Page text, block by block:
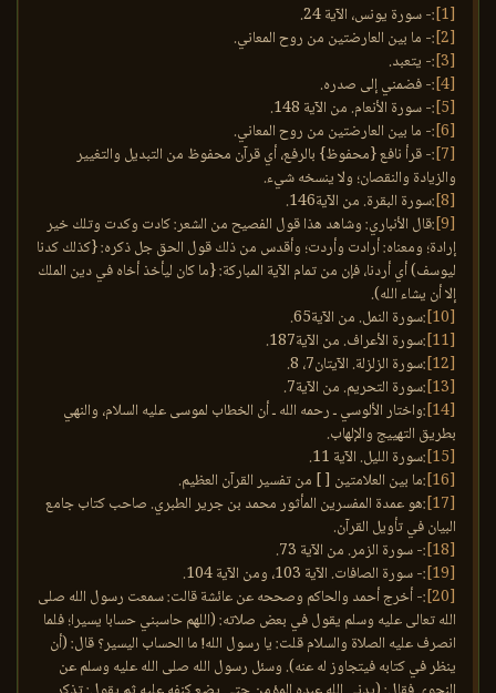
[1]
:- سورة يونس، الآية 24.
[2]
:- ما بين العارضتين من روح المعاني.
[3]
:- يتعبد.
[4]
:- فضمني إلى صدره.
[5]
:- سورة الأنعام. من الآية 148.
[6]
:- ما بين العارضتين من روح المعاني.
[7]
:- قرأ نافع {محفوظ} بالرفع، أي قرآن محفوظ من التبديل والتغيير
والزيادة والنقصان؛ ولا ينسخه شيء.
[8]
:سورة البقرة. من الآية146.
[9]
:قال الأنباري: وشاهد هذا قول الفصيح من الشعر: كادت وكدت وتلك خير
إرادة؛ ومعناه: أرادت وأردت؛ وأقدس من ذلك قول الحق جل ذكره: {كذلك كدنا
ليوسف) أي أردنا، فإن من تمام الآية المباركة: {ما كان ليأخذ أخاه في دين الملك
إلا أن يشاء الله).
[10]
:سورة النمل. من الآية65.
[11]
:سورة الأعراف. من الآية187.
[12]
:سورة الزلزلة. الآيتان7، 8.
[13]
:سورة التحريم. من الآية7.
[14]
:واختار الألوسي ـ رحمه الله ـ أن الخطاب لموسى عليه السلام، والنهي
بطريق التهييج والإلهاب.
[15]
:سورة الليل. الآية 11.
[16]
:ما بين العلامتين [ ] من تفسير القرآن العظيم.
[17]
:هو عمدة المفسرين المأثور محمد بن جرير الطبري. صاحب كتاب جامع
البيان في تأويل القرآن.
[18]
:- سورة الزمر. من الآية 73.
[19]
:- سورة الصافات. الآية 103، ومن الآية 104.
[20]
:- أخرج أحمد والحاكم وصححه عن عائشة قالت: سمعت رسول الله صلى
الله تعالى عليه وسلم يقول في بعض صلاته: (اللهم حاسبني حسابا يسيرا؛ فلما
انصرف عليه الصلاة والسلام قلت: يا رسول الله! ما الحساب اليسير؟ قال: (أن
ينظر في كتابه فيتجاوز له عنه). وسئل رسول الله صلى الله عليه وسلم عن